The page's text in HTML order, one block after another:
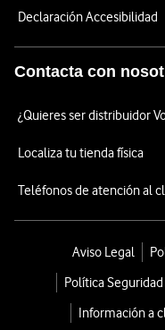
Declaración Accesibilidad
Contacta con
¿Quieres ser distribuidor
Localiza tu tienda física
Teléfonos de atención al
Aviso Legal
Política
Información a